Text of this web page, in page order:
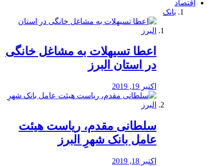
اقتصاد
بانک
️اعطا تسیهلات به مشاغل خانگی
در استان البرز
اکتبر 19, 2019
سلطانی مقدم، ریاست هیئت
عامل بانک شهرِ البرز
اکتبر 18, 2019